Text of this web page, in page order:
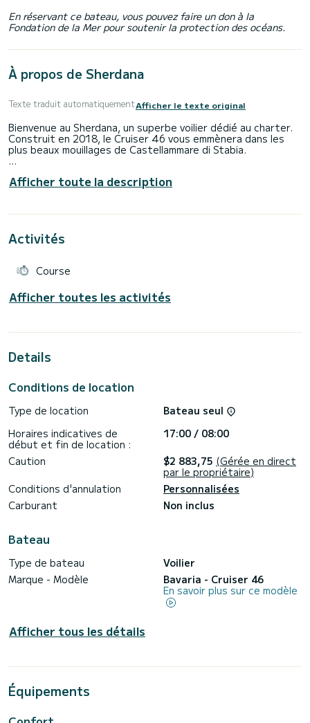
En réservant ce bateau, vous pouvez faire un don à la
Fondation de la Mer pour soutenir la protection des océans.
À propos de Sherdana
Texte traduit automatiquementAfficher le texte original
Bienvenue au Sherdana, un superbe voilier dédié au charter.
Construit en 2018, le Cruiser 46 vous emmènera dans les
plus beaux mouillages de Castellammare di Stabia.
mètres. Vous pourrez accueillir jusqu'à 9 personnes et
profiter de ses 4 cabines tout confort.
Ce Cruiser 46 est équipé de 3 salles de bain avec douche.
Ce bateau est équipé d'un grand-voile entièrement lattée
Afficher toute la description
Activités
Course
Afficher toutes les activités
Details
Conditions de location
Type de location
Bateau seul
Horaires indicatives de
début et fin de location :
17:00 / 08:00
Caution
$2 883,75 (Gérée en direct
par le propriétaire)
Conditions d'annulation
Personnalisées
Carburant
Non inclus
Bateau
Type de bateau
Voilier
Marque - Modèle
Bavaria - Cruiser 46
En savoir plus sur ce modèle
Afficher tous les détails
Équipements